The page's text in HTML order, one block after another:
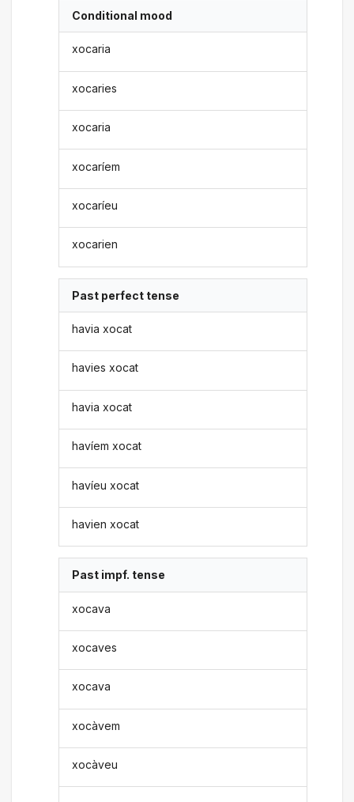
Conditional mood
xocaria
xocaries
xocaria
xocaríem
xocaríeu
xocarien
Past perfect tense
havia xocat
havies xocat
havia xocat
havíem xocat
havíeu xocat
havien xocat
Past impf. tense
xocava
xocaves
xocava
xocàvem
xocàveu